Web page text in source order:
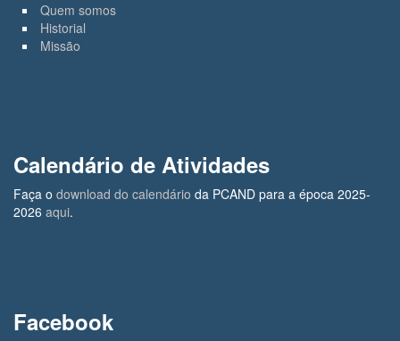
Quem somos
Historial
Missão
Calendário de Atividades
Faça o download do calendário da PCAND para a época 2025-
2026 aqui.
Facebook